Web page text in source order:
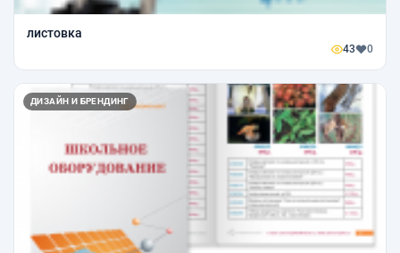
листовка
43 0
ДИЗАЙН И БРЕНДИНГ